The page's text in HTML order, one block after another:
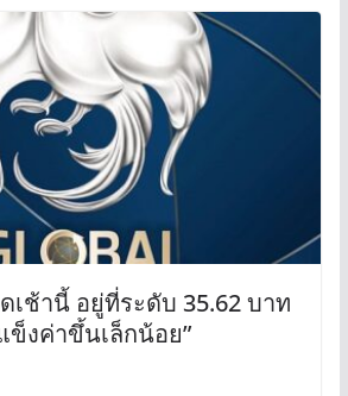
เช้านี้ อยู่ที่ระดับ 35.62 บาท
ข็งค่าขึ้นเล็กน้อย”